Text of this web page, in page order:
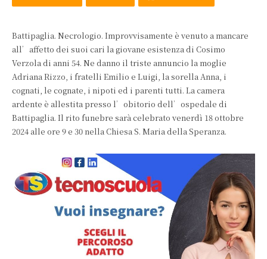
Battipaglia. Necrologio. Improvvisamente è venuto a mancare
all’affetto dei suoi cari la giovane esistenza di Cosimo
Verzola di anni 54. Ne danno il triste annuncio la moglie
Adriana Rizzo, i fratelli Emilio e Luigi, la sorella Anna, i
cognati, le cognate, i nipoti ed i parenti tutti. La camera
ardente è allestita presso l’obitorio dell’ospedale di
Battipaglia. Il rito funebre sarà celebrato venerdì 18 ottobre
2024 alle ore 9 e 30 nella Chiesa S. Maria della Speranza.